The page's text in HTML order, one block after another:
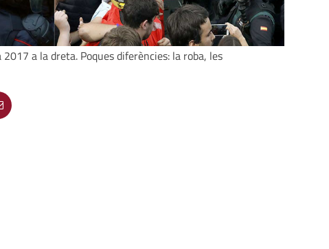
a la dreta. Poques diferències: la roba, les